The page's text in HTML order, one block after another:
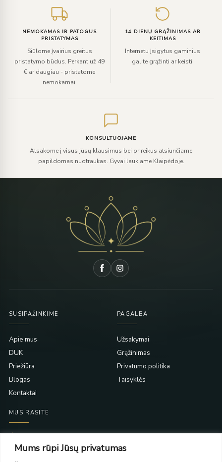
Mums rūpi Jūsų privatumas
NEMOKAMAS IR PATOGUS
PRISTATYMAS
Siūlome įvairius greitus
pristatymo būdus. Perkant už 49
€ ar daugiau - pristatome
nemokamai.
14 DIENŲ GRĄŽINIMAS AR
KEITIMAS
Internetu įsigytus gaminius
galite grąžinti ar keisti.
KONSULTUOJAME
Atsakome į visus jūsų klausimus bei prireikus atsiunčiame
papildomas nuotraukas. Gyvai laukiame Klaipėdoje.
SUSIPAŽINKIME
Apie mus
DUK
Priežiūra
Blogas
Kontaktai
PAGALBA
Užsakymai
Grąžinimas
Privatumo politika
Taisyklės
MUS RASITE
PC Molas, Klaipėda